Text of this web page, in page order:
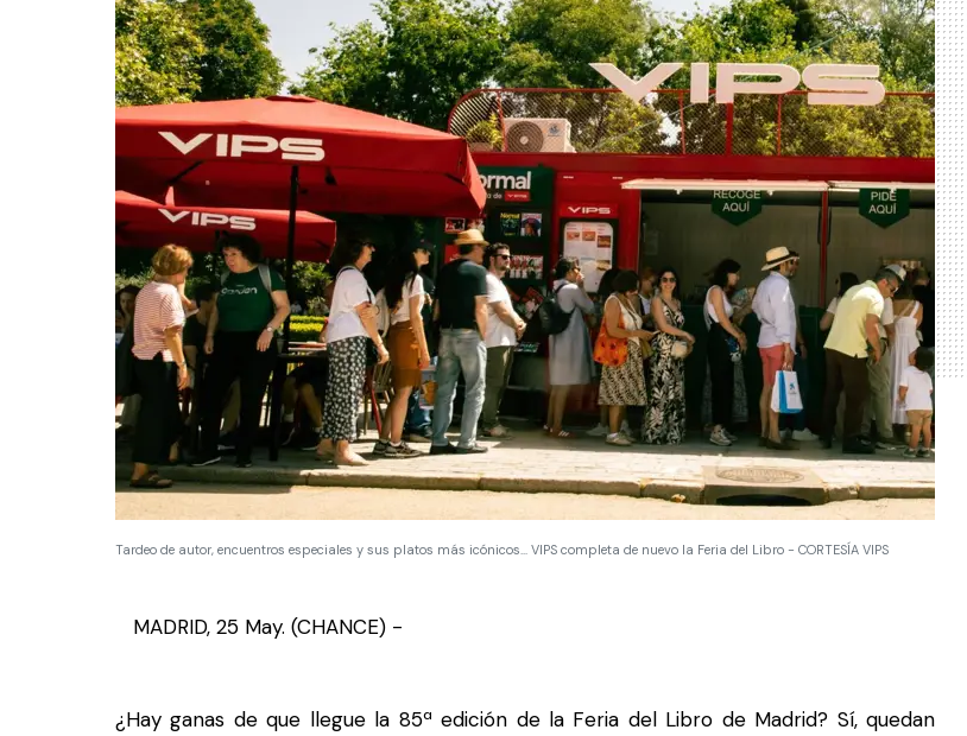
Tardeo de autor, encuentros especiales y sus platos más icónicos... VIPS completa de nuevo la Feria del Libro - CORTESÍA VIPS
MADRID, 25 May. (CHANCE) -
¿Hay ganas de que llegue la 85ª edición de la Feria del Libro de Madrid? Sí, quedan